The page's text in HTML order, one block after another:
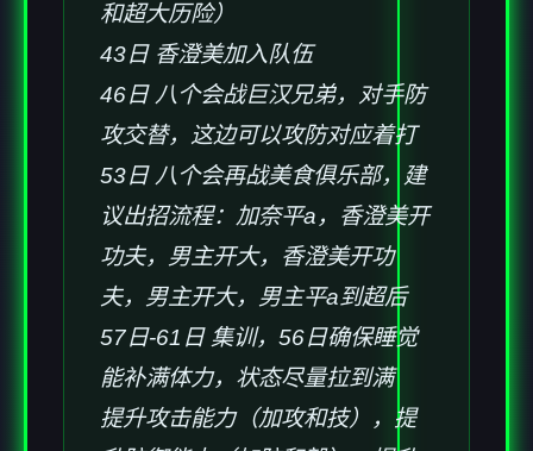
和超大历险）
43日 香澄美加入队伍
46日 八个会战巨汉兄弟，对手防
攻交替，这边可以攻防对应着打
53日 八个会再战美食俱乐部，建
议出招流程：加奈平a，香澄美开
功夫，男主开大，香澄美开功
夫，男主开大，男主平a到超后
57日-61日 集训，56日确保睡觉
能补满体力，状态尽量拉到满
提升攻击能力（加攻和技），提